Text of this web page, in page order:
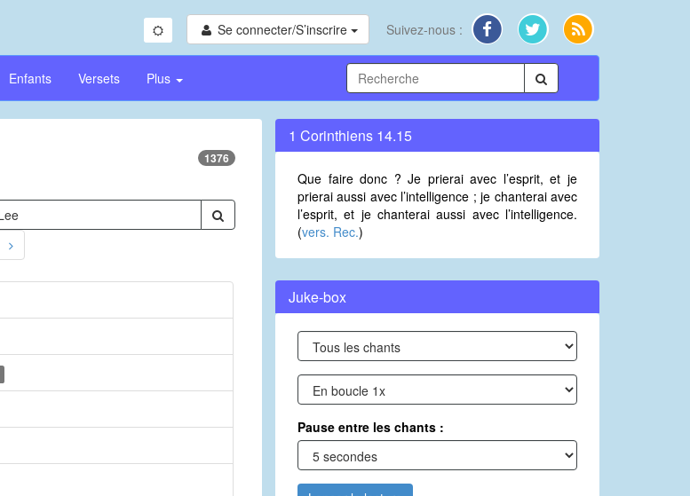
Se connecter/S’inscrire Suivez-nous :
Enfants Versets Plus
1376
1 Corinthiens 14.15
Que faire donc ? Je prierai avec l’esprit, et je
prierai aussi avec l’intelligence ; je chanterai avec
l’esprit, et je chanterai aussi avec l’intelligence.
(vers. Rec.)
Juke-box
Pause entre les chants :